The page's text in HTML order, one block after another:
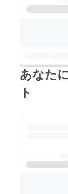
あなた
ト